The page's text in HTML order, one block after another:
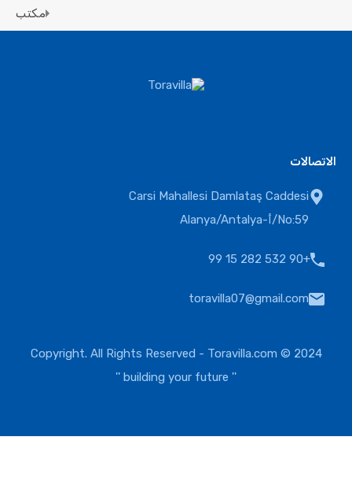
مكتب
الاتصالات
Carsi Mahallesi Damlataş Caddesi
No:59/أ-Alanya/Antalya
+90 532 282 15 99
toravilla07@gmail.com
2024 © Copyright. All Rights Reserved -
Toravilla.com
'' building your future ''